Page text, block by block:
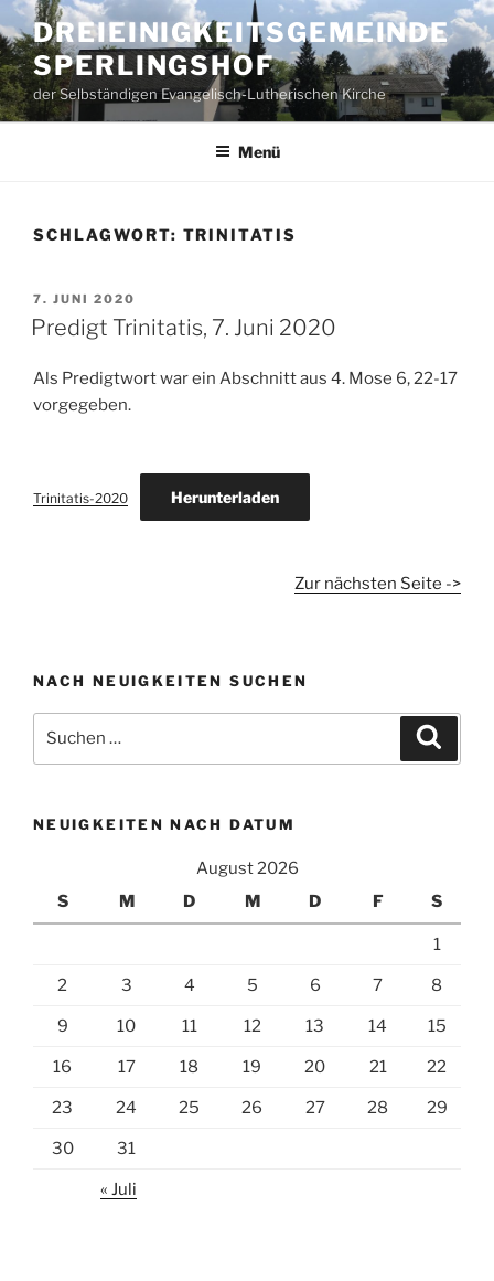
Zum
Inhalt
springen
DREIEINIGKEITSGEMEINDE
SPERLINGSHOF
der Selbständigen Evangelisch-Lutherischen Kirche
Menü
SCHLAGWORT: TRINITATIS
VERÖFFENTLICHT
AM
7. JUNI 2020
Predigt Trinitatis, 7. Juni 2020
Als Predigtwort war ein Abschnitt aus 4. Mose 6, 22-17
vorgegeben.
Trinitatis-2020 Herunterladen
Zur nächsten Seite ->
NACH NEUIGKEITEN SUCHEN
nach:
NEUIGKEITEN NACH DATUM
August 2026
S
M D M D F S
1
2 3 4 5 6 7 8
9 10 11 12 13 14 15
16 17 18 19 20 21 22
23 24 25 26 27 28 29
30 31
« Juli